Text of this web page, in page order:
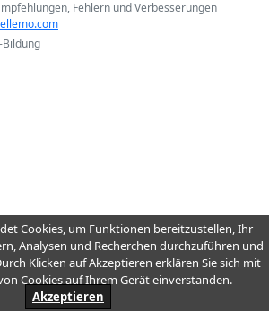
Fehlern und Verbesserungen
Cookies, um Funktionen bereitzustellen, Ihr
Analysen und Recherchen durchzuführen und
Klicken auf Akzeptieren erklären Sie sich mit
Cookies auf Ihrem Gerät einverstanden.
Akzeptieren